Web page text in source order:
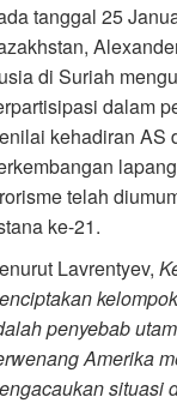
tanggal 25
di Suriah
dalam
kehadiran AS
telah
ke-21.
Lavrentyev,
penyebab
Amerika
situasi